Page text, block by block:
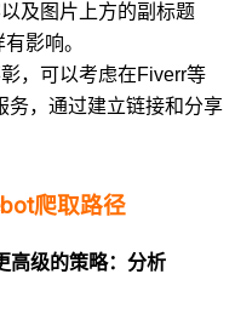
及图片上方的副标题
影响。
，可以考虑在Fiverr等
务，通过建立链接和分享
爬取路径
高级的策略：分析